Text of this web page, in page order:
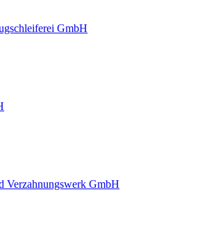
GmbH
Verzahnungswerk GmbH